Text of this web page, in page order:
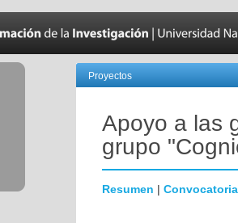
Proyectos
Apoyo a las
grupo
Resumen | Convocatoria